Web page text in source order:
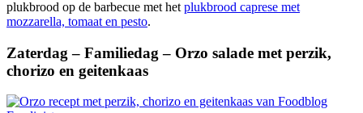
plukbrood op de barbecue met het plukbrood caprese met
mozzarella, tomaat en pesto.
Zaterdag – Familiedag – Orzo salade met perzik,
chorizo en geitenkaas